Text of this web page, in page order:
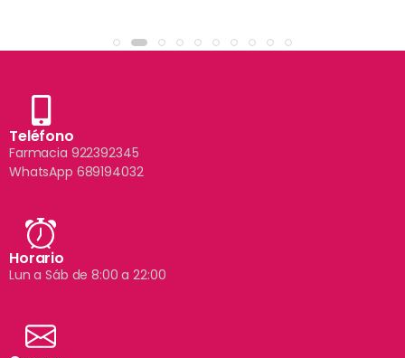
Teléfono
Farmacia 922392345
WhatsApp 689194032
Horario
Lun a Sáb de 8:00 a 22:00